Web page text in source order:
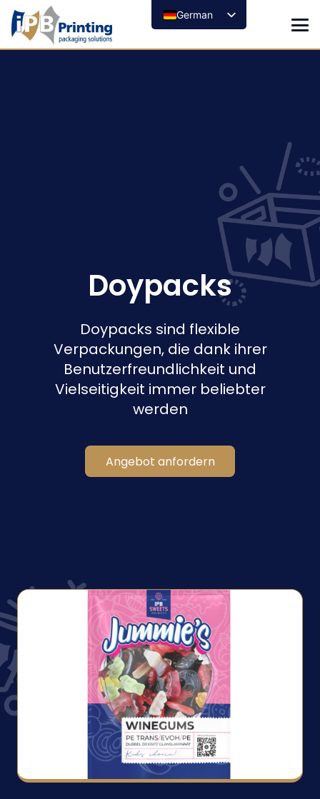
German
Doypacks
Doypacks sind flexible
Verpackungen, die dank ihrer
Benutzerfreundlichkeit und
Vielseitigkeit immer beliebter
werden
Angebot anfordern